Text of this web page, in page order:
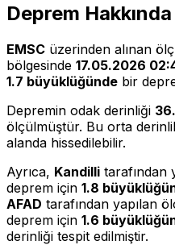
Deprem Hakkında
EMSC üzerinden alınan
bölgesinde 17.05.2026
1.7 büyüklüğünde bir
Depremin odak derinliği
ölçülmüştür. Bu orta
alanda hissedilebilir.
Ayrıca, Kandilli tarafından
deprem için 1.8
AFAD tarafından yapılan
deprem için 1.6
derinliği tespit edilmiştir.